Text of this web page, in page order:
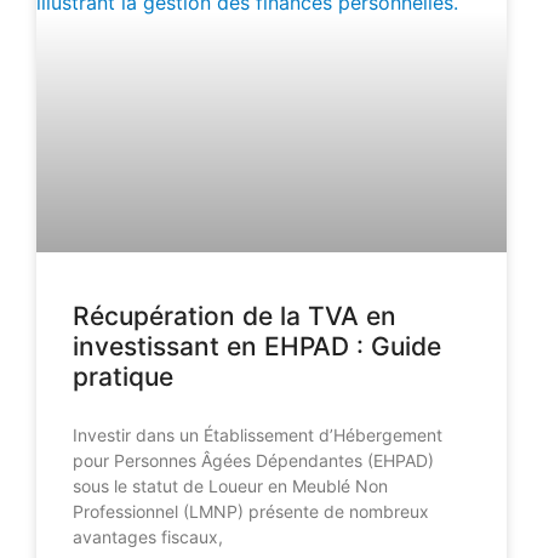
Récupération de la TVA en
investissant en EHPAD : Guide
pratique
Investir dans un Établissement d’Hébergement
pour Personnes Âgées Dépendantes (EHPAD)
sous le statut de Loueur en Meublé Non
Professionnel (LMNP) présente de nombreux
avantages fiscaux,